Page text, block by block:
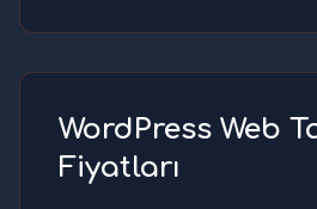
WordPress Web
Fiyatları